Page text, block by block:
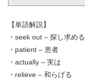
【単語解説】
・seek out – 探し求める
・patient – 患者
・actually – 実は
・relieve – 和らげる